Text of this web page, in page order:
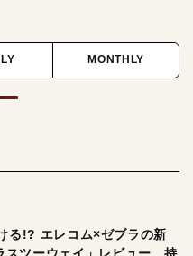
MONTHLY
る!? エレコム×ゼブラの新
スツーウェイ」レビュー。持